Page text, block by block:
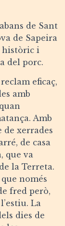
de Sant
de Sapeira
històric i
del porc.
eficaç,
amb
Amb
xerrades
de casa
que va
la Terreta.
només
fred però,
La
dies de